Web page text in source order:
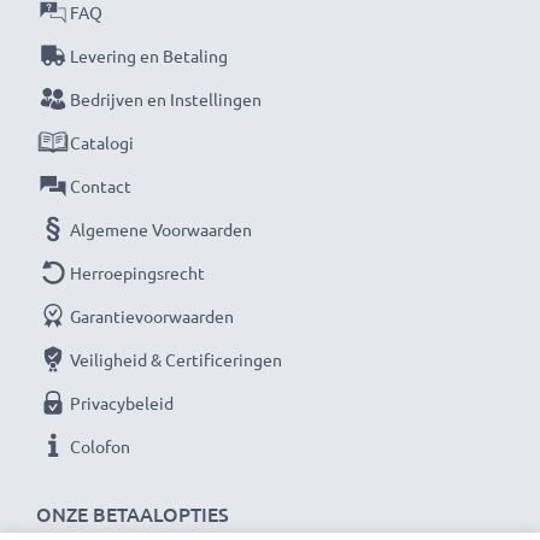
Kabelsoort:
★ 3 Jaar Garantie ★
Als internationale vakhandelaar sinds 2004 weten wij
waarom het draait bij hoogwaardige producten.
Daarom bieden wij 36 maanden garantie!
ONZE BETAALOPTIES
FAQ
Levering en Betaling
Bedrijven en Instellingen
Catalogi
Contact
Algemene Voorwaarden
Herroepingsrecht
Garantievoorwaarden
Veiligheid & Certificeringen
Privacybeleid
Colofon